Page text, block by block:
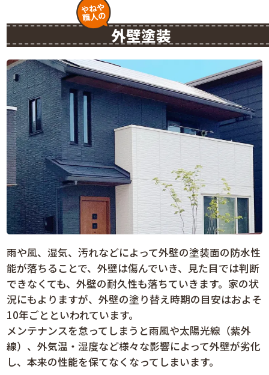
やねや
職人の
外壁塗装
雨や風、湿気、汚れなどによって外壁の塗装面の防水性
能が落ちることで、外壁は傷んでいき、見た目では判断
できなくても、外壁の耐久性も落ちていきます。家の状
況にもよりますが、外壁の塗り替え時期の目安はおよそ
10年ごとといわれています。
メンテナンスを怠ってしまうと雨風や太陽光線（紫外
線）、外気温・湿度など様々な影響によって外壁が劣化
し、本来の性能を保てなくなってしまいます。